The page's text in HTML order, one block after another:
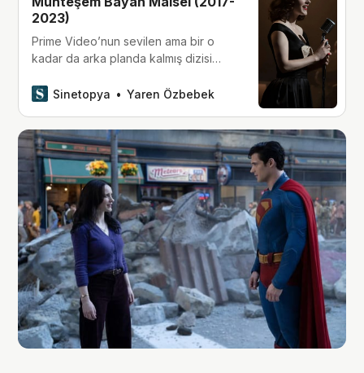
2023)
Prime Video’nun sevilen ama bir o
kadar da arka planda kalmış dizisi
1950’lerde komedyen olmaya çalışan
odaklanan muhteşem bir dönem dizisi.
Sinetopya Yaren Özbebek